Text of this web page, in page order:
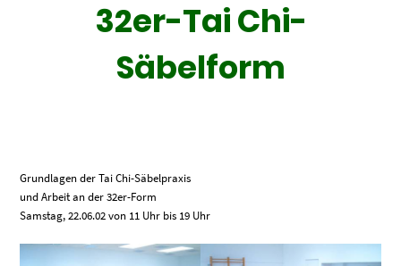
32er-Tai Chi-
Säbelform
Grundlagen der Tai Chi-Säbelpraxis
und Arbeit an der 32er-Form
Samstag, 22.06.02 von 11 Uhr bis 19 Uhr